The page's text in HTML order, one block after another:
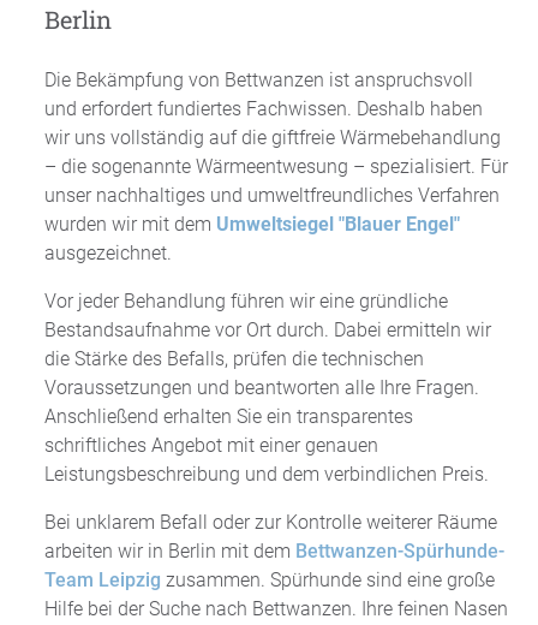
Berlin
Die Bekämpfung von Bettwanzen ist anspruchsvoll
und erfordert fundiertes Fachwissen. Deshalb haben
wir uns vollständig auf die giftfreie Wärmebehandlung
– die sogenannte Wärmeentwesung – spezialisiert. Für
unser nachhaltiges und umweltfreundliches Verfahren
wurden wir mit dem Umweltsiegel "Blauer Engel"
ausgezeichnet.
Vor jeder Behandlung führen wir eine gründliche
Bestandsaufnahme vor Ort durch. Dabei ermitteln wir
die Stärke des Befalls, prüfen die technischen
Voraussetzungen und beantworten alle Ihre Fragen.
Anschließend erhalten Sie ein transparentes
schriftliches Angebot mit einer genauen
Leistungsbeschreibung und dem verbindlichen Preis.
Bei unklarem Befall oder zur Kontrolle weiterer Räume
arbeiten wir in Berlin mit dem Bettwanzen-Spürhunde-
Team Leipzig zusammen. Spürhunde sind eine große
Hilfe bei der Suche nach Bettwanzen. Ihre feinen Nasen